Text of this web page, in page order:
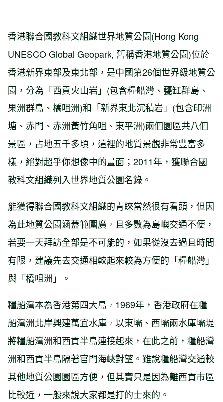
香港聯合國教科文組織世界地質公園(Hong Kong
UNESCO Global Geopark, 舊稱香港地質公園)位於
香港新界東部及東北部，是中國第26個世界級地質公
園，分為「西貢火山岩」(包含糧船灣、甕缸群島、
果洲群島、橋咀洲)和「新界東北沉積岩」(包含印洲
塘、赤門、赤洲黃竹角咀、東平洲)兩個園區共八個
景區，占地五千多頃，這裡的地質景觀非常豐富多
樣，絕對超乎你想像中的畫面；2011年，獲聯合國
教科文組織列入世界地質公園名錄。
能獲得聯合國教科文組織的青睞當然很有看頭，但因
為此地質公園涵蓋範圍廣，且多數為島嶼交通不便，
若要一天拜訪全部是不可能的，如果從沒去過且時間
有限，建議先去交通相較起來較為方便的「糧船灣」
與「橋咀洲」。
糧船灣本為香港第四大島，1969年，香港政府在糧
船灣洲北岸興建萬宜水庫，以東壩、西壩兩水庫壩堤
將糧船灣洲和西貢半島連接起來，在此之前，糧船灣
洲和西貢半島隔著官門海峽對望。雖說糧船灣交通較
其他地質公園園區方便，但其實只是因為離西貢市區
比較近，一般來說大家都是打的士來的。